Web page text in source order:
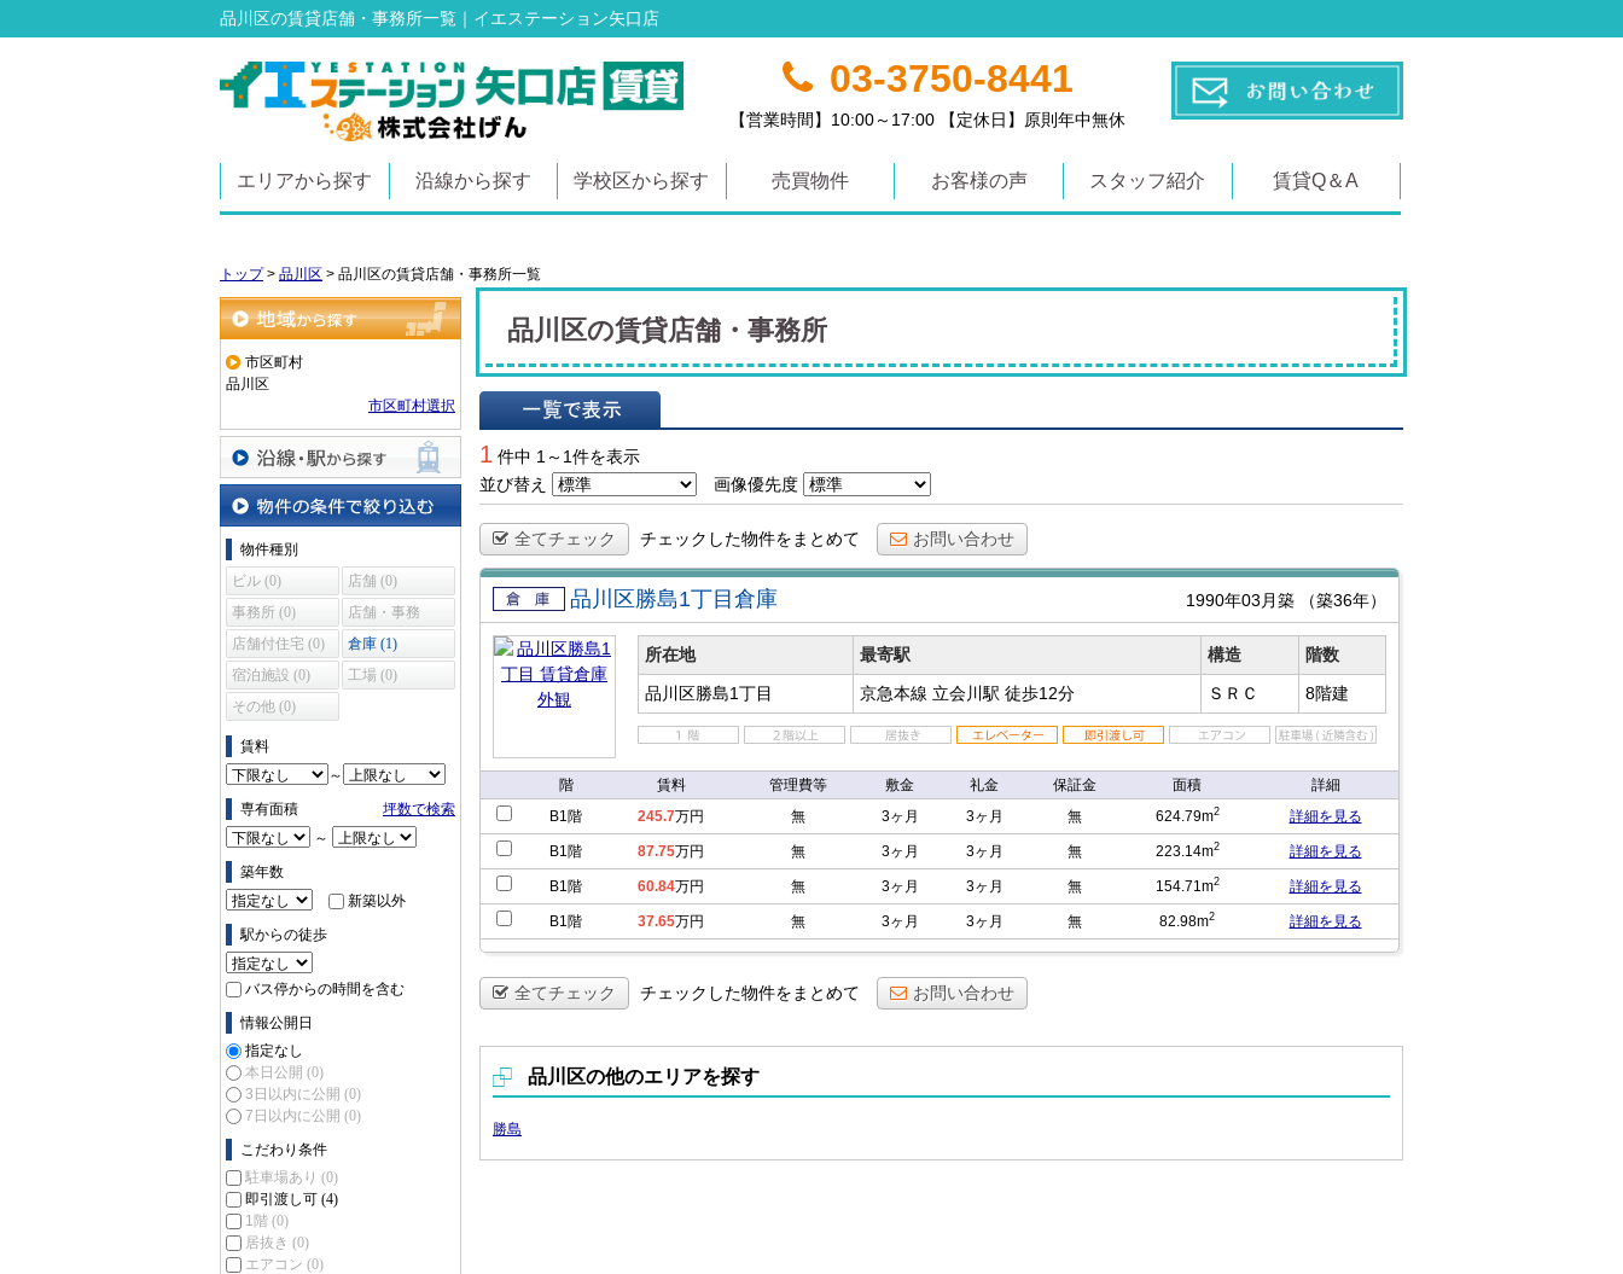
品川区の賃貸店舗・事務所一覧｜イエステーション矢口店
03-3750-8441
【営業時間】10:00～17:00 【定休日】原則年中無休
エリアから探す 沿線から探す 学校区から探す 売買物件 お客様の声 スタッフ紹介 賃貸Q＆A
トップ> 品川区 > 品川区の賃貸店舗・事務所一覧
地域から探す
市区町村
品川区
市区町村選択
沿線・駅から探す
物件の条件で絞り込む
物件種別
ビル (0)
店舗 (0)
事務所 (0)
店舗・事務
所 (0)
店舗付住宅 (0)
倉庫 (1)
宿泊施設 (0)
工場 (0)
その他 (0)
賃料
～
専有面積
坪数で検索
～
築年数
新築以外
駅からの徒歩
バス停からの時間を含む
情報公開日
指定なし
本日公開 (0)
3日以内に公開 (0)
7日以内に公開 (0)
こだわり条件
駐車場あり (0)
即引渡し可 (4)
1階 (0)
居抜き (0)
エアコン (0)
品川区の賃貸店舗・事務所
1 件中 1～1件を表示
並び替え
画像優先度
全てチェック チェックした物件をまとめて お問い合わせ
賃貸倉庫
品川区勝島1丁目倉庫 1990年03月築 （築36年）
所在地 最寄駅 構造
階数
品川区勝島1丁目
京急本線 立会川駅 徒歩12分 ＳＲＣ 8階建
階 賃料 管理費等 敷金 礼金 保証金 面積
詳細
B1階
245.7万円 無 3ヶ月 3ヶ月 無 624.79m2 詳細を見る
B1階 87.75万円 無 3ヶ月 3ヶ月 無 223.14m2 詳細を見る
B1階 60.84万円 無 3ヶ月 3ヶ月 無 154.71m2 詳細を見る
B1階 37.65万円 無 3ヶ月 3ヶ月 無 82.98m2 詳細を見る
全てチェック チェックした物件をまとめて お問い合わせ
品川区の他のエリアを探す
勝島